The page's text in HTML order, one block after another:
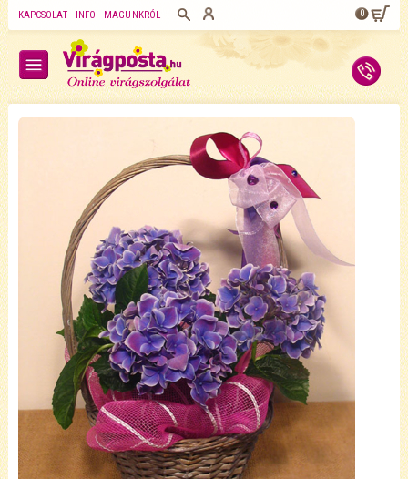
KAPCSOLAT INFO MAGUNKRÓL 0